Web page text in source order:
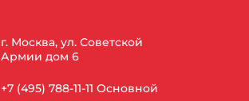
г. Москва, ул. Советской
Армии дом 6
+7 (495) 788-11-11 Основной